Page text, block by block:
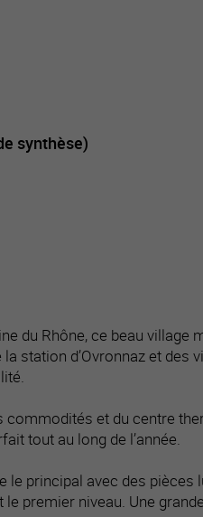
synthèse)
du Rhône, ce beau village
station d’Ovronnaz et des
commodités et du centre
tout au long de l’année.
le principal avec des pièces
premier niveau. Une